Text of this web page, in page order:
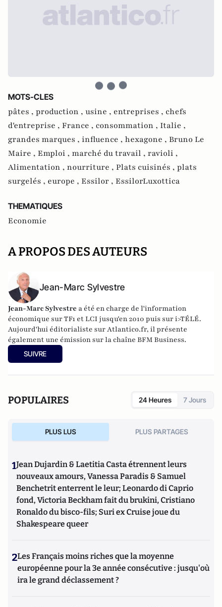
MOTS-CLES
pâtes , production , usine , entreprises , chefs
d'entreprise , France , consommation , Italie ,
grandes marques , influence , hexagone , Bruno Le
Maire , Emploi , marché du travail , ravioli ,
Alimentation , nourriture , Plats cuisinés , plats
surgelés , europe , Essilor , EssilorLuxottica
THEMATIQUES
Economie
A PROPOS DES AUTEURS
Jean-Marc Sylvestre
Jean-Marc Sylvestre a été en charge de l'information
économique sur TF1 et LCI jusqu'en 2010 puis sur i>TÉLÉ.
Aujourd'hui éditorialiste sur Atlantico.fr, il présente
également une émission sur la chaîne BFM Business.
SUIVRE
POPULAIRES 24 Heures 7 Jours
PLUS LUS PLUS PARTAGES
1Jean Dujardin & Laetitia Casta étrennent leurs
nouveaux amours, Vanessa Paradis & Samuel
Benchetrit enterrent le leur; Leonardo di Caprio
fond, Victoria Beckham fait du brukini, Cristiano
Ronaldo du bisco-fils; Suri ex Cruise joue du
Shakespeare queer
2Les Français moins riches que la moyenne
européenne pour la 3e année consécutive : jusqu'où
ira le grand déclassement ?